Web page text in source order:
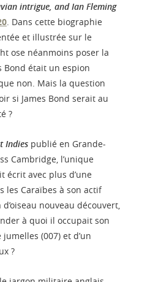
intrigue, and Ian Fleming
. Dans cette biographie
et illustrée sur le
ose néanmoins poser la
Bond était un espion
non. Mais la question
si James Bond serait au
?
Indies publié en Grande-
Cambridge, l’unique
écrit avec plus d’une
les Caraïbes à son actif
nouveau découvert,
à quoi il occupait son
(007) et d’un
?